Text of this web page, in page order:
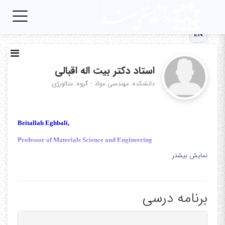
EN
استاد دکتر بیت اله اقبالی
دانشکده: مهندسی مواد - گروه: متالورژی
Beitallah Eghbali,
Professor of Materials Science and Engineering
Gender: Male
نمایش بیشتر
برنامه درسی